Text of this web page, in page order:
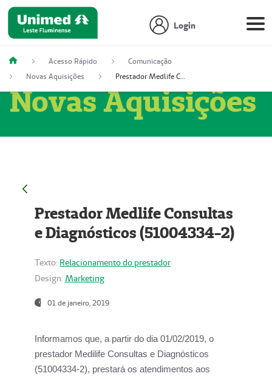
Login
Acesso Rápido
Comunicação
Novas Aquisições
Prestador Medlife Consultas e Diagnósticos (51004334-2)
Novas Aquisições
Prestador Medlife Consultas
e Diagnósticos (51004334-2)
Texto: Relacionamento do prestador
Design: Marketing
01 de janeiro, 2019
Informamos que, a partir do dia 01/02/2019, o
prestador Medilife Consultas e Diagnósticos
(51004334-2), prestará os atendimentos aos